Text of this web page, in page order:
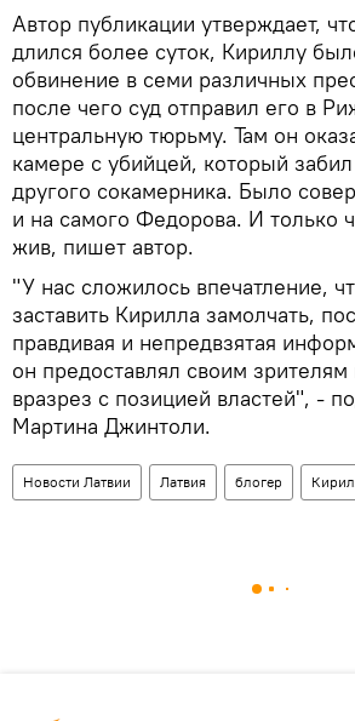
Автор публикации утверждает,
длился более суток, Кириллу
обвинение в семи различных
после чего суд отправил его в
центральную тюрьму. Там он
камере с убийцей, который
другого сокамерника. Было
и на самого Федорова. И только
жив, пишет автор.
"У нас сложилось впечатление,
заставить Кирилла замолчать,
правдивая и непредвзятая
он предоставлял своим
вразрез с позицией властей", -
Мартина Джинтоли.
Новости Латвии Латвия блогер